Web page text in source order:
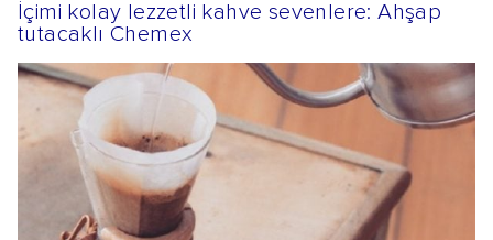
İçimi kolay lezzetli kahve sevenlere: Ahşap
tutacaklı Chemex